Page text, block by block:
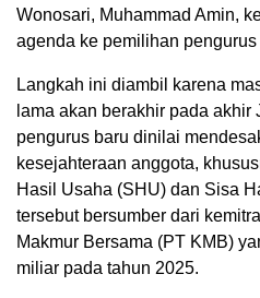
Wonosari, Muhammad Amin,
agenda ke pemilihan pengurus
Langkah ini diambil karena
lama akan berakhir pada akhir
pengurus baru dinilai
kesejahteraan anggota,
Hasil Usaha (SHU) dan Sisa
tersebut bersumber dari
Makmur Bersama (PT KMB)
miliar pada tahun 2025.